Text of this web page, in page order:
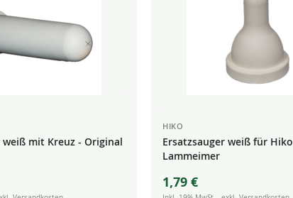
weiß mit Kreuz - Original
HIKO
Ersatzsauger weiß für Hiko
Lammeimer
1,79 €